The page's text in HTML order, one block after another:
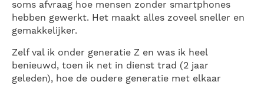
soms afvraag hoe mensen zonder smartphones
hebben gewerkt. Het maakt alles zoveel sneller en
gemakkelijker.
Zelf val ik onder generatie Z en was ik heel
benieuwd, toen ik net in dienst trad (2 jaar
geleden), hoe de oudere generatie met elkaar